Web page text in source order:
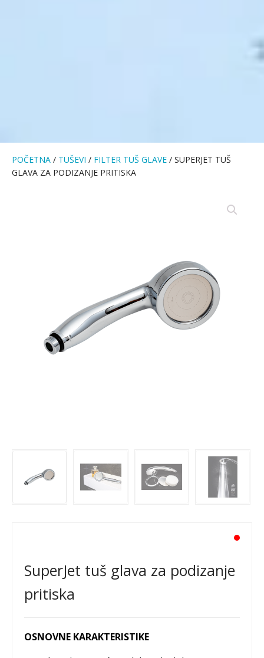
POČETNA / TUŠEVI / FILTER TUŠ GLAVE / SUPERJET TUŠ
GLAVA ZA PODIZANJE PRITISKA
SuperJet tuš glava za podizanje
pritiska
OSNOVNE KARAKTERISTIKE